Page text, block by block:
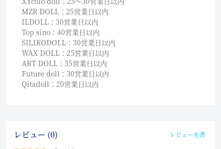
MZR DOLL：25営業日以内
ILDOLL：30営業日以内
Top sino：40営業日以内
SILIKODOLL：30営業日以内
WAX DOLL：25営業日以内
ART DOLL：35営業日以内
Future doll：30営業日以内
Qitadoll：20営業日以内
レビュー (0) レビューを書く